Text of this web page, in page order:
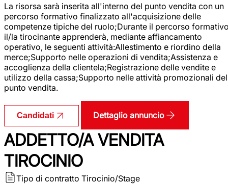
La risorsa sarà inserita all'interno del punto vendita con un
percorso formativo finalizzato all'acquisizione delle
competenze tipiche del ruolo;Durante il percorso
il/la tirocinante apprenderà, mediante affiancamento
operativo, le seguenti attività:Allestimento e riordino della
merce;Supporto nelle operazioni di vendita;Assistenza e
accoglienza della clientela;Registrazione delle vendite e
utilizzo della cassa;Supporto nelle attività promozionali del
punto vendita.
Candidati Dettaglio annuncio
ADDETTO/A VENDITA
TIROCINIO
Tipo di contratto Tirocinio/Stage